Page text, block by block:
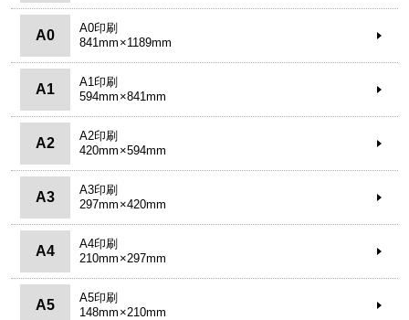
A0
A0印刷
841mm×1189mm
A1
A1印刷
594mm×841mm
A2
A2印刷
420mm×594mm
A3
A3印刷
297mm×420mm
A4
A4印刷
210mm×297mm
A5
A5印刷
148mm×210mm